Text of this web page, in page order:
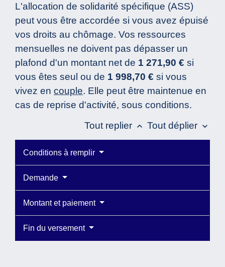
L'allocation de solidarité spécifique (ASS)
peut vous être accordée si vous avez épuisé
vos droits au chômage. Vos ressources
mensuelles ne doivent pas dépasser un
plafond d'un montant net de 1 271,90 € si
vous êtes seul ou de 1 998,70 € si vous
vivez en couple. Elle peut être maintenue en
cas de reprise d'activité, sous conditions.
Tout replier keyboard_arrow_up Tout déplier keyboard_arrow_down
Conditions à remplir
Demande
Montant et paiement
Fin du versement